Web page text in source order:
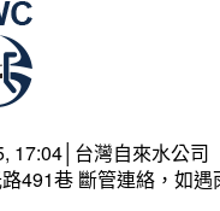
17:04│台灣自來水公司
491巷 斷管連絡，如遇